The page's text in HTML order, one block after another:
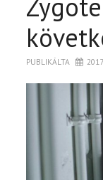
PUBLIKÁLTA